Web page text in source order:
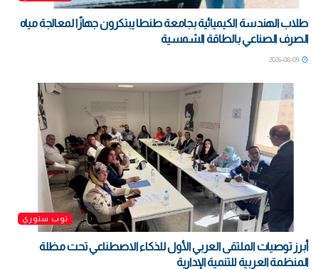
طلاب الهندسة الكيميائية بجامعة طنطا يبتكرون جهازًا لمعالجة مياه
الصرف الصناعي بالطاقة الشمسية
توب ستوري
أبرز توصيات الملتقى العربي الأول للذكاء الاصطناعي تحت مظلة
المنظمة العربية للتنمية الإدارية